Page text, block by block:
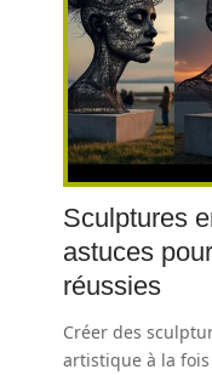
Sculptures
astuces
réussies
Créer des
artistique à la